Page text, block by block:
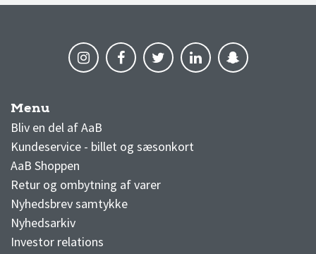
Menu
Bliv en del af AaB
Kundeservice - billet og sæsonkort
AaB Shoppen
Retur og ombytning af varer
Nyhedsbrev samtykke
Nyhedsarkiv
Investor relations